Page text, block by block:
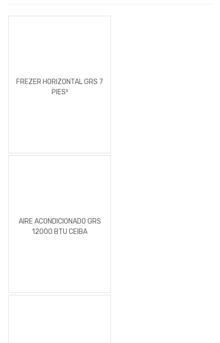
FREZER HORIZONTAL GRS 7
PIES³
AIRE ACONDICIONADO GRS
12000 BTU CEIBA